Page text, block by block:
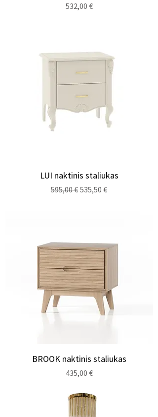
Cena
532,00 €
LUI naktinis staliukas
Regularna cena
595,00 € Cena rabatowa
535,50 €
BROOK naktinis staliukas
Cena
435,00 €